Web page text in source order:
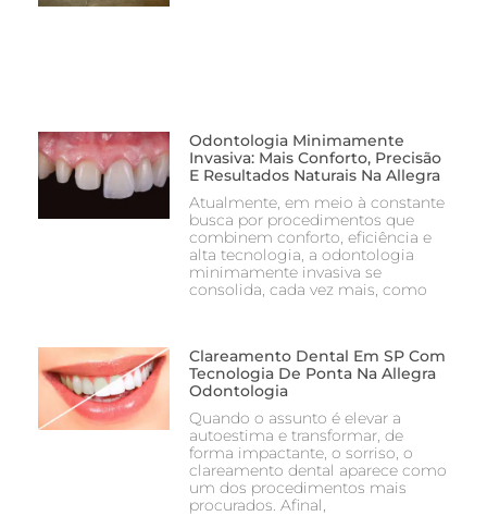
Odontologia Minimamente
Invasiva: Mais Conforto, Precisão
E Resultados Naturais Na Allegra
Atualmente, em meio à constante
busca por procedimentos que
combinem conforto, eficiência e
alta tecnologia, a odontologia
minimamente invasiva se
consolida, cada vez mais, como
Clareamento Dental Em SP Com
Tecnologia De Ponta Na Allegra
Odontologia
Quando o assunto é elevar a
autoestima e transformar, de
forma impactante, o sorriso, o
clareamento dental aparece como
um dos procedimentos mais
procurados. Afinal,